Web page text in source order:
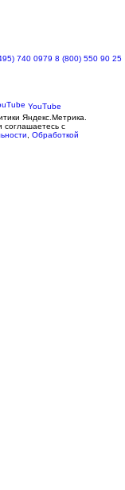
740 0979 8 (800) 550 90 25
YouTube
Яндекс.Метрика.
соглашаетесь с
, Обработкой